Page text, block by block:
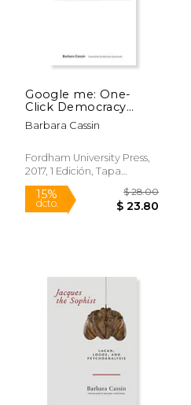
50%
Google me: One-
Click Democracy
(Meaning Systems)
(en Inglés)
Barbara Cassin
Fordham University Press,
2017, 1 Edición, Tapa
Blanda, Nuevo